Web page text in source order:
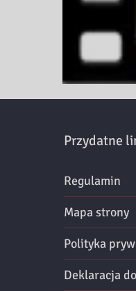
Przydatne
Regulamin
Mapa strony
Polityka
Deklaracja